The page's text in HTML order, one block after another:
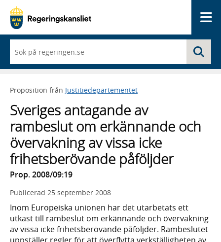
du
börjar
skriva
framträder
lista
med
sökförslag
Proposition från Justitiedepartementet
Sveriges antagande av
rambeslut om erkännande och
övervakning av vissa icke
frihetsberövande påföljder
Prop. 2008/09:19
Publicerad 25 september 2008
Inom Europeiska unionen har det utarbetats ett
utkast till rambeslut om erkännande och övervakning
av vissa icke frihetsberövande påföljder. Rambeslutet
uppställer regler för att överflytta verkställigheten av